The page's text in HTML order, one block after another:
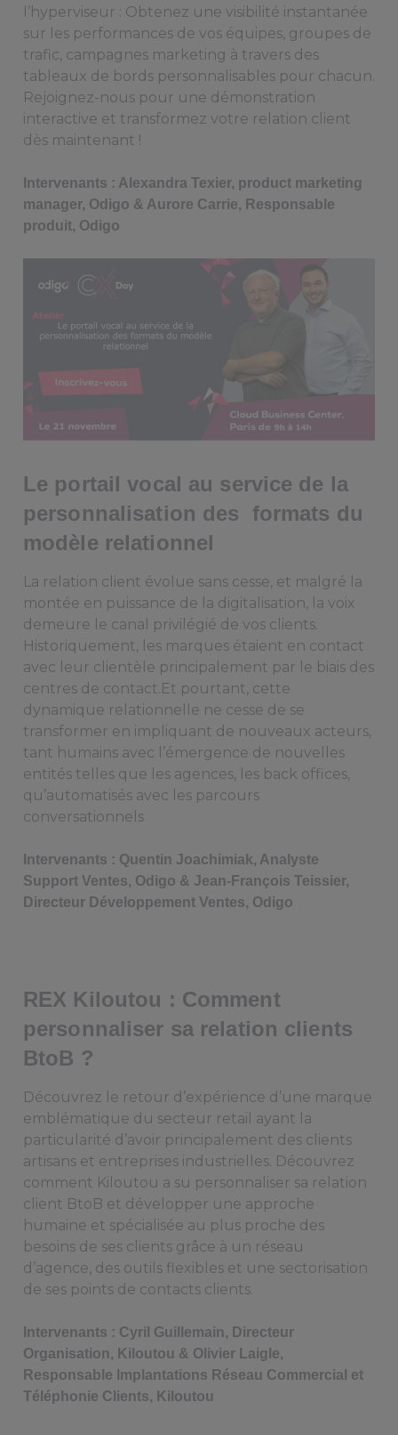
l’hyperviseur : Obtenez une visibilité instantanée
sur les performances de vos équipes, groupes de
trafic, campagnes marketing à travers des
tableaux de bords personnalisables pour chacun.
Rejoignez-nous pour une démonstration
interactive et transformez votre relation client
dès maintenant !
Intervenants : Alexandra Texier, product marketing
manager, Odigo & Aurore Carrie, Responsable
produit, Odigo
Le portail vocal au service de la
personnalisation des formats du
modèle relationnel
La relation client évolue sans cesse, et malgré la
montée en puissance de la digitalisation, la voix
demeure le canal privilégié de vos clients.
Historiquement, les marques étaient en contact
avec leur clientèle principalement par le biais des
centres de contact.Et pourtant, cette
dynamique relationnelle ne cesse de se
transformer en impliquant de nouveaux acteurs,
tant humains avec l’émergence de nouvelles
entités telles que les agences, les back offices,
qu’automatisés avec les parcours
conversationnels
Intervenants : Quentin Joachimiak, Analyste
Support Ventes, Odigo & Jean-François Teissier,
Directeur Développement Ventes, Odigo
REX Kiloutou : Comment
personnaliser sa relation clients
BtoB ?
Découvrez le retour d’expérience d’une marque
emblématique du secteur retail ayant la
particularité d’avoir principalement des clients
artisans et entreprises industrielles. Découvrez
comment Kiloutou a su personnaliser sa relation
client BtoB et développer une approche
humaine et spécialisée au plus proche des
besoins de ses clients grâce à un réseau
d’agence, des outils flexibles et une sectorisation
de ses points de contacts clients.
Intervenants : Cyril Guillemain, Directeur
Organisation, Kiloutou & Olivier Laigle,
Responsable Implantations Réseau Commercial et
Téléphonie Clients, Kiloutou